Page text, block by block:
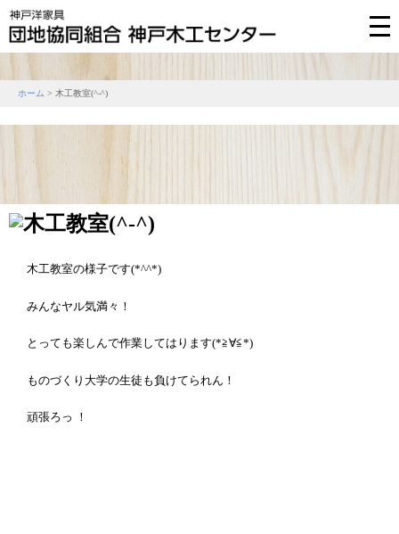
ホーム > 木工教室(^-^)
木工教室の様子です(*^^*)
みんなヤル気満々！
とっても楽しんで作業してはります(*≧∀≦*)
ものづくり大学の生徒も負けてられん！
頑張ろっ ！